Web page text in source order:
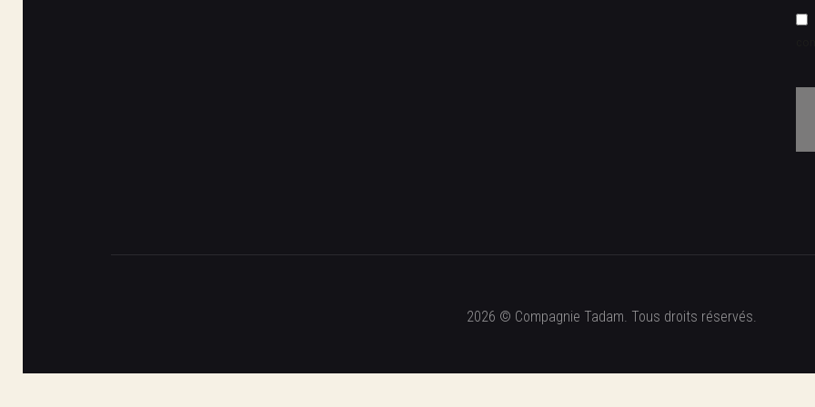
2026 © Compagnie Tadam. Tous droits réservés.